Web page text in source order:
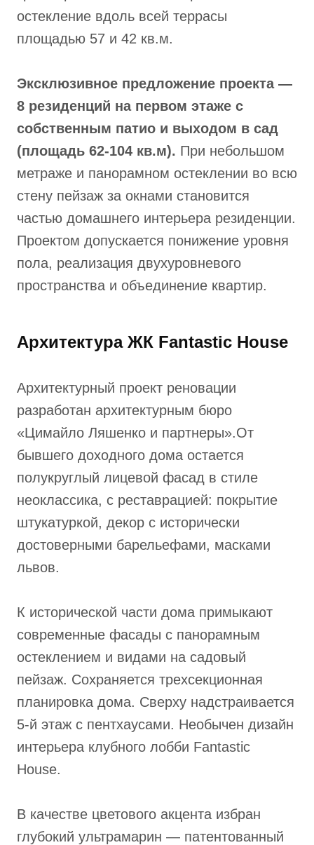
остекление вдоль всей террасы
площадью 57 и 42 кв.м.
Эксклюзивное предложение проекта —
8 резиденций на первом этаже с
собственным патио и выходом в сад
(площадь 62-104 кв.м). При небольшом
метраже и панорамном остеклении во всю
стену пейзаж за окнами становится
частью домашнего интерьера резиденции.
Проектом допускается понижение уровня
пола, реализация двухуровневого
пространства и объединение квартир.
Архитектура ЖК Fantastic House
Архитектурный проект реновации
разработан архитектурным бюро
«Цимайло Ляшенко и партнеры».От
бывшего доходного дома остается
полукруглый лицевой фасад в стиле
неоклассика, с реставрацией: покрытие
штукатуркой, декор с исторически
достоверными барельефами, масками
львов.
К исторической части дома примыкают
современные фасады с панорамным
остеклением и видами на садовый
пейзаж. Сохраняется трехсекционная
планировка дома. Сверху надстраивается
5-й этаж с пентхаусами. Необычен дизайн
интерьера клубного лобби Fantastic
House.
В качестве цветового акцента избран
глубокий ультрамарин — патентованный